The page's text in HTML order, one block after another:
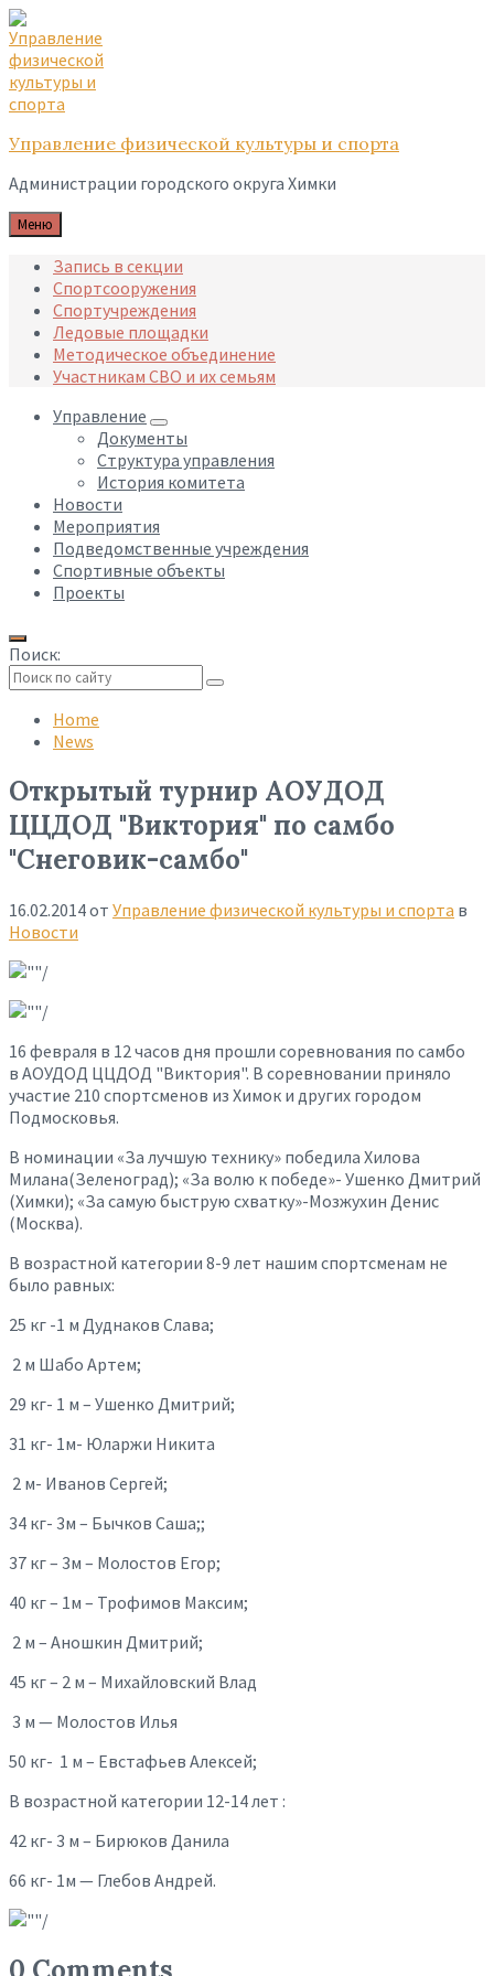
Skip
to
content
Skip
to
main
navigation
Skip
to
footer
Управление физической культуры и спорта
Администрации городского округа Химки
Меню
Запись в секции
Спортсооружения
Спортучреждения
Ледовые площадки
Методическое объединение
Участникам СВО и их семьям
Управление
Документы
Структура управления
История комитета
Новости
Мероприятия
Подведомственные учреждения
Спортивные объекты
Проекты
Поиск:
search
Home
News
Открытый турнир АОУДОД
ЦЦДОД "Виктория" по самбо
"Снеговик-самбо"
16.02.2014от Управление физической культуры и спорта в
Новости
16 февраля в 12 часов дня прошли соревнования по самбо
в АОУДОД ЦЦДОД "Виктория". В соревновании приняло
участие 210 спортсменов из Химок и других городом
Подмосковья.
В номинации «За лучшую технику» победила Хилова
Милана(Зеленоград); «За волю к победе»- Ушенко Дмитрий
(Химки); «За самую быструю схватку»-Мозжухин Денис
(Москва).
В возрастной категории 8-9 лет нашим спортсменам не
было равных:
25 кг -1 м Дуднаков Слава;
2 м Шабо Артем;
29 кг- 1 м – Ушенко Дмитрий;
31 кг- 1м- Юларжи Никита
2 м- Иванов Сергей;
34 кг- 3м – Бычков Саша;;
37 кг – 3м – Молостов Егор;
40 кг – 1м – Трофимов Максим;
2 м – Аношкин Дмитрий;
45 кг – 2 м – Михайловский Влад
3 м — Молостов Илья
50 кг- 1 м – Евстафьев Алексей;
В возрастной категории 12-14 лет :
42 кг- 3 м – Бирюков Данила
66 кг- 1м — Глебов Андрей.